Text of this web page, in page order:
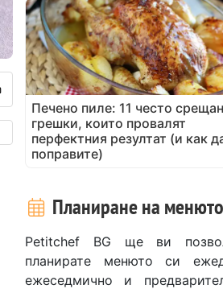
Печено пиле: 11 често
грешки, които провалят
перфектния резултат (и как
поправите)
Планиране на менюто
Petitchef BG ще ви
планирате менюто си
ежеседмично и